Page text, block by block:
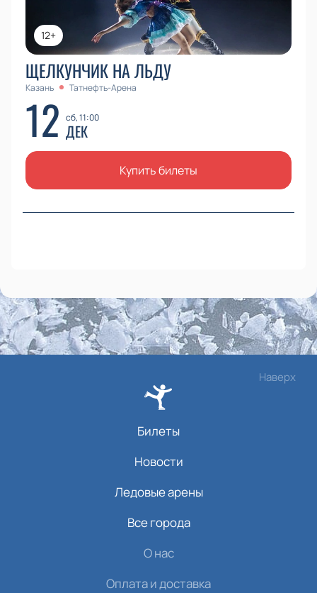
12+
ЩЕЛКУНЧИК НА ЛЬДУ
Казань Татнефть-Арена
12 сб, 11:00
ДЕК
Купить билеты
Наверх
Билеты
Новости
Ледовые арены
Все города
О нас
Оплата и доставка